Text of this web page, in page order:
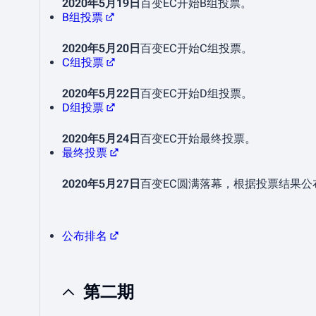
2020年5月19日 百变EC开始B组投票。
B组投票
2020年5月20日百变EC开始C组投票。
C组投票
2020年5月22日百变EC开始D组投票。
D组投票
2020年5月24日百变EC开始最终投票。
最终投票
2020年5月27日百变EC圆满落幕，根据投票结果公
公布排名
第二期